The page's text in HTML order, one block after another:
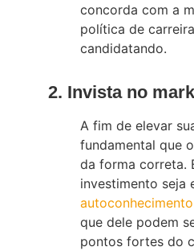
concorda com a
política de
candidatando.
2. Invista no
A fim de elevar
fundamental que
da forma correta.
investimento seja
autoconhecimento
que dele podem
pontos fortes do